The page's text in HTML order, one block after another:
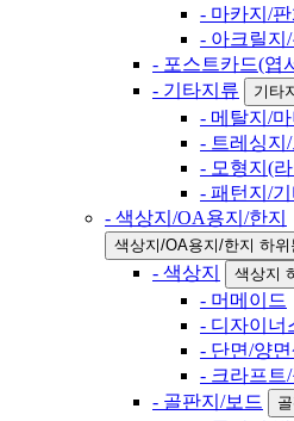
- 마카지/판
- 아크릴지/
- 포스트카드(엽
- 기타지류
기타
- 메탈지/
- 트레싱지/
- 모형지(
- 패턴지/기
- 색상지/OA용지/한지
색상지/OA용지/한지 하위
- 색상지 색상지
- 머메이드
- 디자이너
- 단면/양면
- 크라프트
- 골판지/보드